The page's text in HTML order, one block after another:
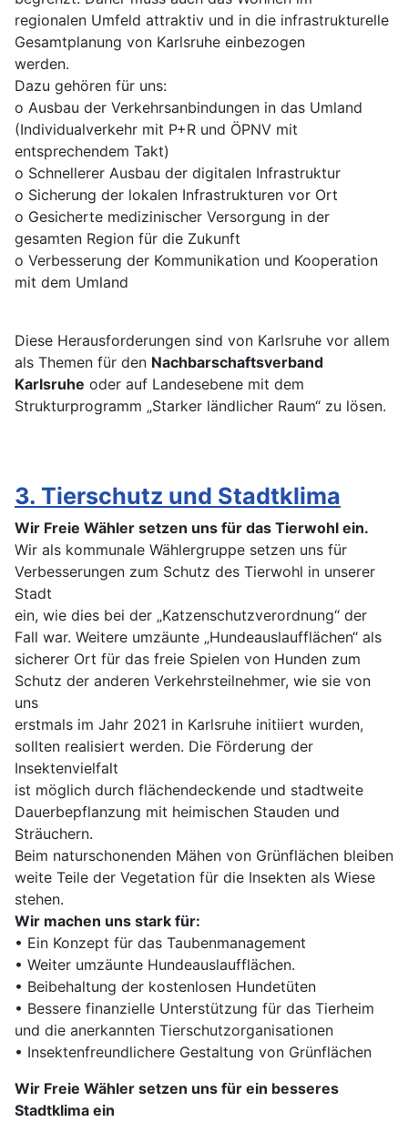
regionalen Umfeld attraktiv und in die infrastrukturelle
Gesamtplanung von Karlsruhe einbezogen
werden.
Dazu gehören für uns:
o Ausbau der Verkehrsanbindungen in das Umland
(Individualverkehr mit P+R und ÖPNV mit
entsprechendem Takt)
o Schnellerer Ausbau der digitalen Infrastruktur
o Sicherung der lokalen Infrastrukturen vor Ort
o Gesicherte medizinischer Versorgung in der
gesamten Region für die Zukunft
o Verbesserung der Kommunikation und Kooperation
mit dem Umland
Diese Herausforderungen sind von Karlsruhe vor allem
als Themen für den Nachbarschaftsverband
Karlsruhe oder auf Landesebene mit dem
Strukturprogramm „Starker ländlicher Raum“ zu lösen.
3. Tierschutz und Stadtklima
Wir Freie Wähler setzen uns für das Tierwohl ein.
Wir als kommunale Wählergruppe setzen uns für
Verbesserungen zum Schutz des Tierwohl in unserer
Stadt
ein, wie dies bei der „Katzenschutzverordnung“ der
Fall war. Weitere umzäunte „Hundeauslaufflächen“ als
sicherer Ort für das freie Spielen von Hunden zum
Schutz der anderen Verkehrsteilnehmer, wie sie von
uns
erstmals im Jahr 2021 in Karlsruhe initiiert wurden,
sollten realisiert werden. Die Förderung der
Insektenvielfalt
ist möglich durch flächendeckende und stadtweite
Dauerbepflanzung mit heimischen Stauden und
Sträuchern.
Beim naturschonenden Mähen von Grünflächen bleiben
weite Teile der Vegetation für die Insekten als Wiese
stehen.
Wir machen uns stark für:
• Ein Konzept für das Taubenmanagement
• Weiter umzäunte Hundeauslaufflächen.
• Beibehaltung der kostenlosen Hundetüten
• Bessere finanzielle Unterstützung für das Tierheim
und die anerkannten Tierschutzorganisationen
• Insektenfreundlichere Gestaltung von Grünflächen
Wir Freie Wähler setzen uns für ein besseres
Stadtklima ein